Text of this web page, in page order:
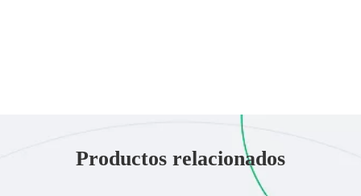
Productos relacionados